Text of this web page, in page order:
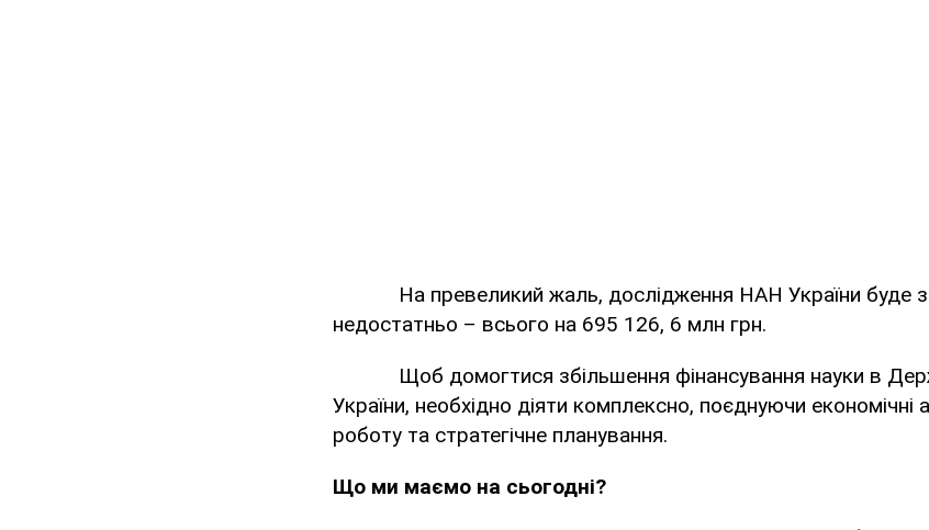
На превеликий жаль, дослідження НАН України буде
недостатньо – всього на 695 126, 6 млн грн.
Щоб домогтися збільшення фінансування науки в
України, необхідно діяти комплексно, поєднуючи економічні
роботу та стратегічне планування.
Що ми маємо на сьогодні?